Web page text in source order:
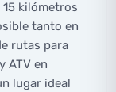
kilómetros
tanto en
rutas para
ATV en
lugar ideal